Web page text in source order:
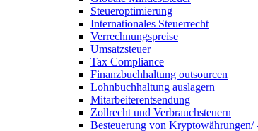
Steueroptimierung
Internationales Steuerrecht
Verrechnungspreise
Umsatzsteuer
Tax Compliance
Finanzbuchhaltung outsourcen
Lohnbuchhaltung auslagern
Mitarbeiterentsendung
Zollrecht und Verbrauchsteuern
Besteuerung von Kryptowährungen/